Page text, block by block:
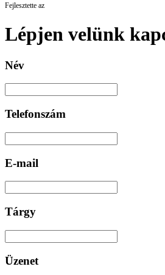
Fejlesztette az
Lépjen velünk
Név
Telefonszám
E-mail
Tárgy
Üzenet